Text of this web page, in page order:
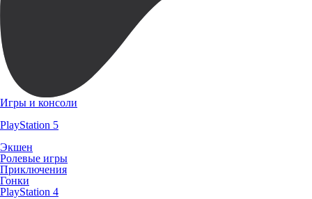
Игры и консоли
PlayStation 5
Экшен
Ролевые игры
Приключения
Гонки
PlayStation 4